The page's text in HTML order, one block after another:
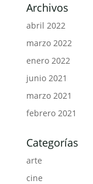
Archivos
abril 2022
marzo 2022
enero 2022
junio 2021
marzo 2021
febrero 2021
Categorías
arte
cine